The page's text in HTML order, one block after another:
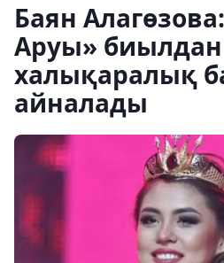
Баян
Аруы» биылдан
халықаралық
айналады